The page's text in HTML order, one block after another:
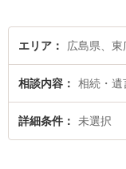
エリア 広島県、東
相談内容 相続・遺
詳細条件 未選択